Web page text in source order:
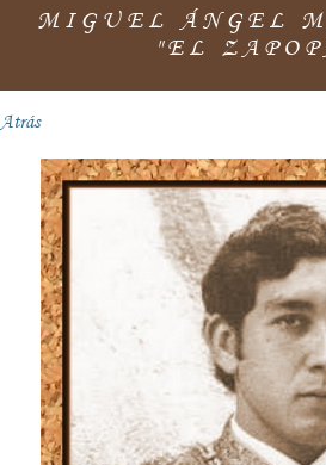
MIGUEL ÁNGEL
"EL
Atrás